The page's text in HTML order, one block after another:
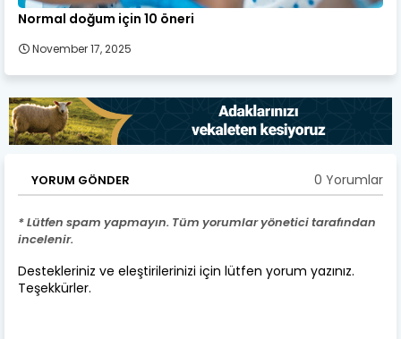
Normal doğum için 10 öneri
November 17, 2025
YORUM GÖNDER 0 Yorumlar
* Lütfen spam yapmayın. Tüm yorumlar yönetici tarafından
incelenir.
Destekleriniz ve eleştirilerinizi için lütfen yorum yazınız.
Teşekkürler.